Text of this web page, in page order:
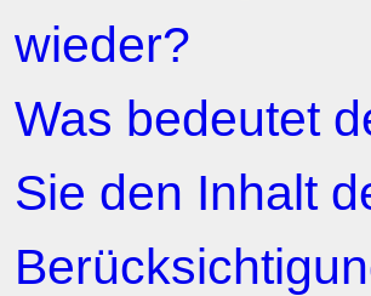
wieder?
Was bedeutet
Sie den Inhalt